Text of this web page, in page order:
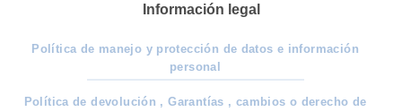
Información legal
Política de manejo y protección de datos e información
personal
Política de devolución , Garantías , cambios o derecho de